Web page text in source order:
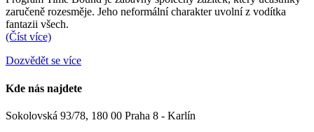
zaručeně rozesměje. Jeho neformální charakter uvolní z vodítka
fantazii všech.
(Číst více)
Dozvědět se více
Kde nás najdete
Sokolovská 93/78, 180 00 Praha 8 - Karlín